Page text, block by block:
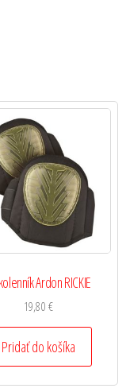
Ardon RICKIE
19,80€
Pridať do košíka